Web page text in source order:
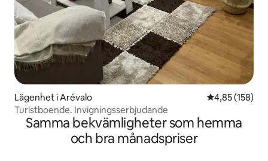
Lägenhet i Arévalo 4,85 av 5 i
4,85 (158)
Turistboende. Invigningsserbjudande
Samma bekvämligheter som hemma
och bra månadspriser